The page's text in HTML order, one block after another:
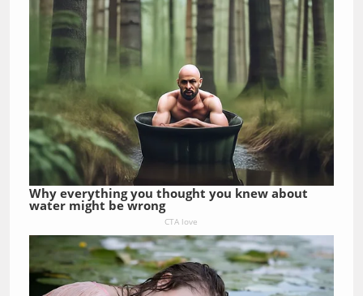
Why everything you thought you knew about
water might be wrong
CTA love